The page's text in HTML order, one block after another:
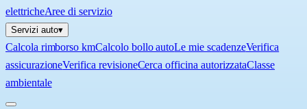
elettricheAree di servizio
Servizi auto▾
Calcola rimborso kmCalcolo bollo autoLe mie scadenzeVerifica
assicurazioneVerifica revisioneCerca officina autorizzataClasse
ambientale